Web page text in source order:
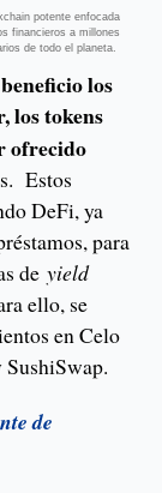
potente enfocada
financieros a millones
de todo el planeta.
los
los tokens
ofrecido
s. Estos
DeFi, ya
para
de yield
ello, se
en Celo
SushiSwap.
de